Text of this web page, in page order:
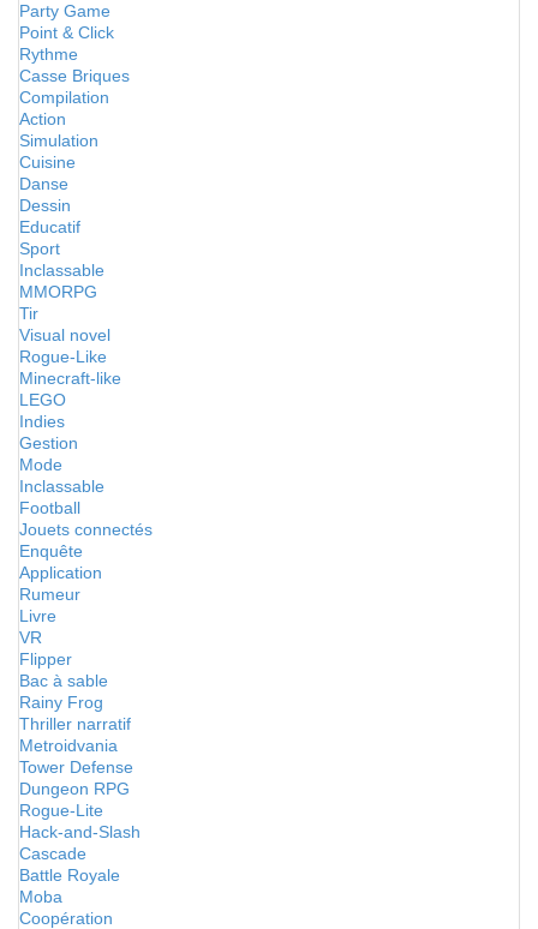
Party Game
Point & Click
Rythme
Casse Briques
Compilation
Action
Simulation
Cuisine
Danse
Dessin
Educatif
Sport
Inclassable
MMORPG
Tir
Visual novel
Rogue-Like
Minecraft-like
LEGO
Indies
Gestion
Mode
Inclassable
Football
Jouets connectés
Enquête
Application
Rumeur
Livre
VR
Flipper
Bac à sable
Rainy Frog
Thriller narratif
Metroidvania
Tower Defense
Dungeon RPG
Rogue-Lite
Hack-and-Slash
Cascade
Battle Royale
Moba
Coopération